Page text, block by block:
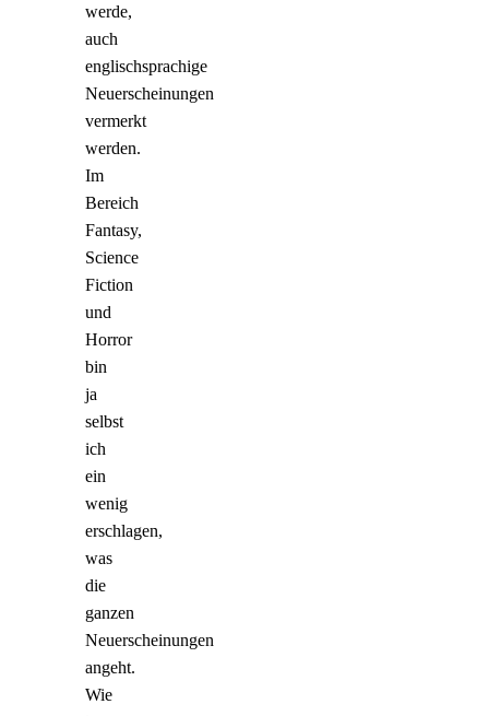
werde,
auch
englischsprachige
Neuerscheinungen
vermerkt
werden.
Im
Bereich
Fantasy,
Science
Fiction
und
Horror
bin
ja
selbst
ich
ein
wenig
erschlagen,
was
die
ganzen
Neuerscheinungen
angeht.
Wie